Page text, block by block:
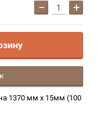
− +
1370 мм x 15мм (100